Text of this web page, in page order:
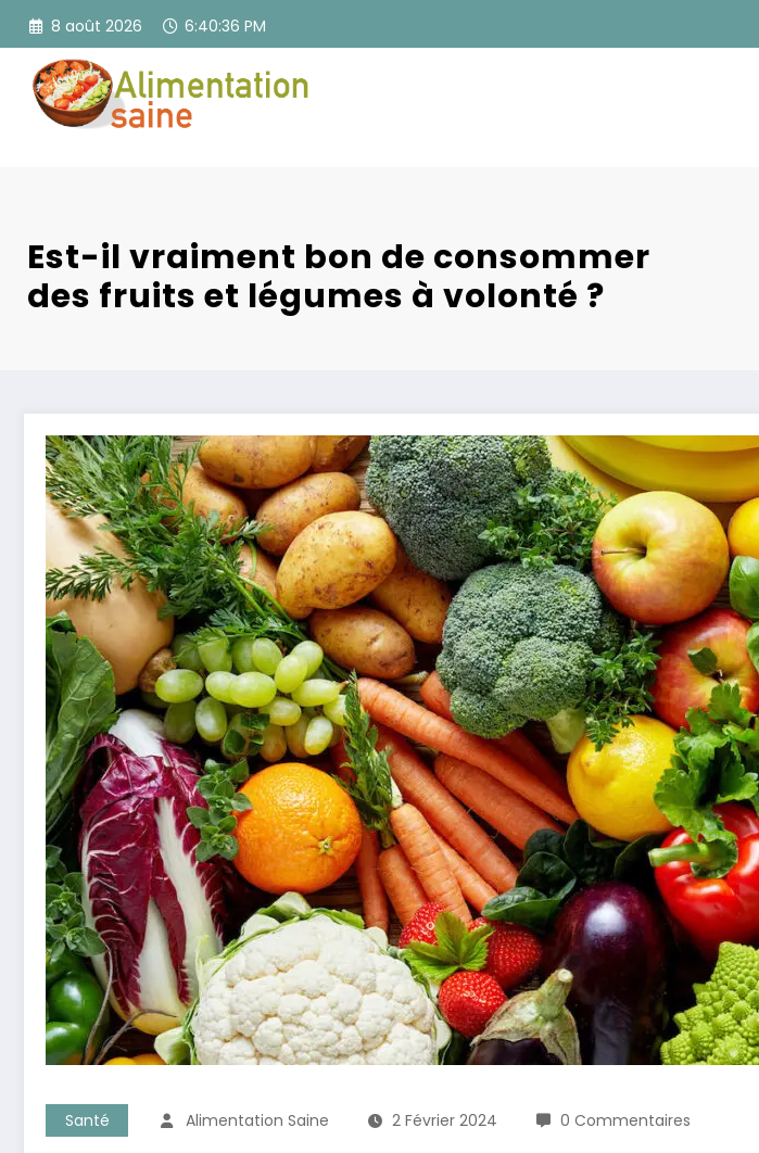
Aller
contenu
8 août 2026 6:40:38 PM
Est-il vraiment bon de consommer
des fruits et légumes à volonté ?
Santé Alimentation Saine 2 Février 2024 0 Commentaires